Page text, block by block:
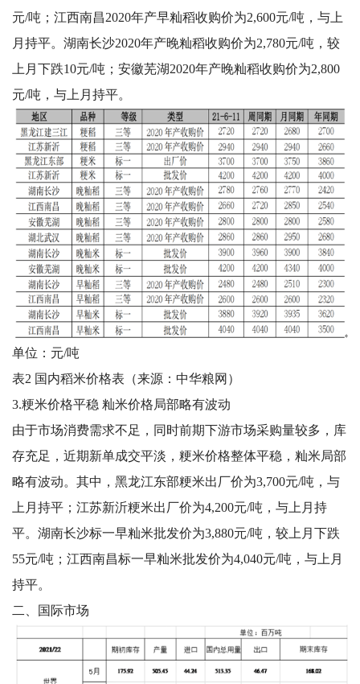
元/吨；江西南昌2020年产早籼稻收购价为2,600元/吨，与上
月持平。湖南长沙2020年产晚籼稻收购价为2,780元/吨，较
上月下跌10元/吨；安徽芜湖2020年产晚籼稻收购价为2,800
元/吨，与上月持平。
单位：元/吨
表2 国内稻米价格表（来源：中华粮网）
3.粳米价格平稳 籼米价格局部略有波动
由于市场消费需求不足，同时前期下游市场采购量较多，库
存充足，近期新单成交平淡，粳米价格整体平稳，籼米局部
略有波动。其中，黑龙江东部粳米出厂价为3,700元/吨，与
上月持平；江苏新沂粳米出厂价为4,200元/吨，与上月持
平。湖南长沙标一早籼米批发价为3,880元/吨，较上月下跌
55元/吨；江西南昌标一早籼米批发价为4,040元/吨，与上月
持平。
二、国际市场